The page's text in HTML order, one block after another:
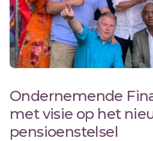
Ondernemende
met visie op het
pensioenstelsel